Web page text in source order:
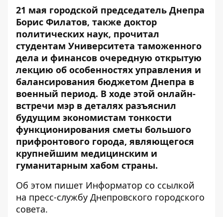
21 мая городской председатель Днепра
Борис Филатов, также доктор
политических наук, прочитал
студентам Университета таможенного
дела и финансов очередную открытую
лекцию об особенностях управления и
балансирования бюджетом Днепра в
военный период. В ходе этой онлайн-
встречи мэр в деталях разъяснил
будущим экономистам тонкости
функционирования сметы большого
прифронтового города, являющегося
крупнейшим медицинским и
гуманитарным хабом страны.
Об этом пишет Информатор со ссылкой
на пресс-службу Днепровского городского
совета.